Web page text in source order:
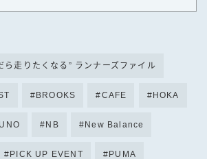
走りたくなる” ランナーズファイル
BROOKS CAFE HOKA
NB New Balance
PICK UP EVENT PUMA